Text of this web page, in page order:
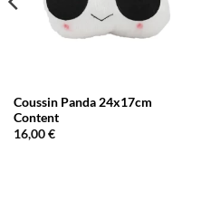
Coussin Panda 24x17cm
Content
16,00€